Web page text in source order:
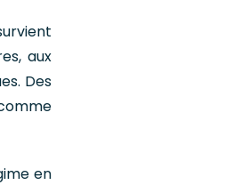
aux
Des
en